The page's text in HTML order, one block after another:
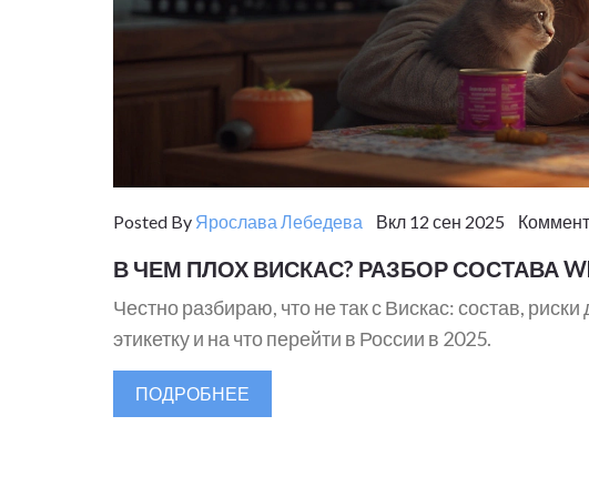
Posted By Ярослава Лебедева Вкл 12 сен 2025
В ЧЕМ ПЛОХ ВИСКАС? РАЗБОР СОСТАВА
Честно разбираю, что не так с Вискас: состав,
этикетку и на что перейти в России в 2025.
ПОДРОБНЕЕ